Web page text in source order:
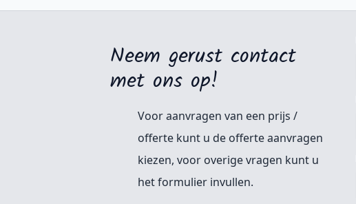
Neem gerust contact
met ons op!
Voor aanvragen van een prijs /
offerte kunt u de offerte aanvragen
kiezen, voor overige vragen kunt u
het formulier invullen.